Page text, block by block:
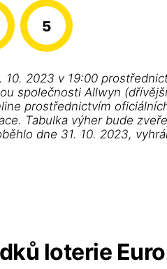
5
10. 2023 v 19:00
společnosti Allwyn
prostřednictvím
Tabulka výher bude
dne 31. 10. 2023,
loterie